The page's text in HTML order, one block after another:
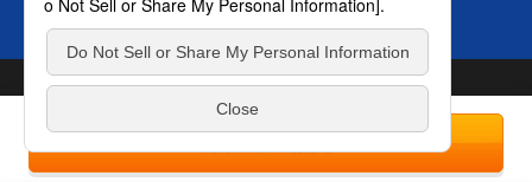
© ROHTO Pharmaceutical Co., Ltd. All rights reserved.
シーポリシーはこちら。